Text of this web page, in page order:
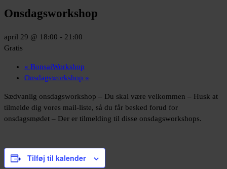
Onsdagsworkshop
april 29 @ 18:00 - 21:00
Gratis
« BonsaiWorkshop
Onsdagsworkshop »
Sædvanlig onsdagsworkshop – Du skal være velkommen – Husk at
tilmelde dig vores mail-liste, så du får besked forud for
onsdagsmødet – Der er tilmelding til disse onsdagsworkshops.
Tilføj til kalender